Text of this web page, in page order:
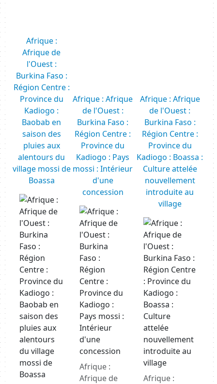
Afrique :
Afrique de
l'Ouest :
Burkina Faso :
Région Centre :
Province du
Kadiogo :
Baobab en
saison des
pluies aux
alentours du
village mossi de
Boassa
Resource URL
Afrique : Afrique
de l'Ouest :
Burkina Faso :
Région Centre :
Province du
Kadiogo : Pays
mossi : Intérieur
d'une
concession
Resource URL
Afrique :
Afrique de
Afrique : Afrique
de l'Ouest :
Burkina Faso :
Région Centre :
Province du
Kadiogo : Boassa :
Culture attelée
nouvellement
introduite au
village
Resource URL
Afrique :